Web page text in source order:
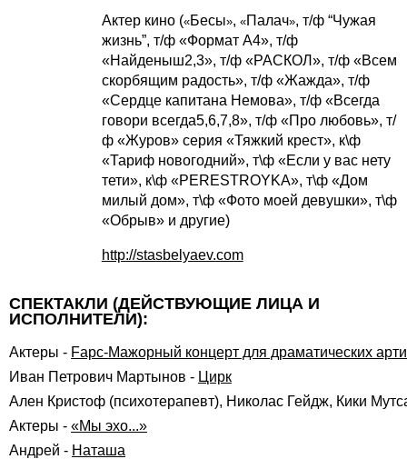
Актер кино («Бесы», «Палач», т/ф “Чужая
жизнь”, т/ф «Формат А4», т/ф
«Найденыш2,3», т/ф «РАСКОЛ», т/ф «Всем
скорбящим радость», т/ф «Жажда», т/ф
«Сердце капитана Немова», т/ф «Всегда
говори всегда5,6,7,8», т/ф «Про любовь», т/
ф «Журов» серия «Тяжкий крест», к\ф
«Тариф новогодний», т\ф «Если у вас нету
тети», к\ф «PERESTROYKA», т\ф «Дом
милый дом», т\ф «Фото моей девушки», т\ф
«Обрыв» и другие)
http://stasbelyaev.com
СПЕКТАКЛИ (ДЕЙСТВУЮЩИЕ ЛИЦА И
ИСПОЛНИТЕЛИ):
Актеры - Fарс-Мажорный концерт для драматических
Иван Петрович Мартынов - Цирк
Ален Кристоф (психотерапевт), Николас Гейдж, Кики
Актеры - «Мы эхо...»
Андрей - Наташа